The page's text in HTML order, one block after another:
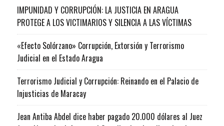
IMPUNIDAD Y CORRUPCIÓN: LA JUSTICIA EN ARAGUA
PROTEGE A LOS VICTIMARIOS Y SILENCIA A LAS VÍCTIMAS
«Efecto Solórzano» Corrupción, Extorsión y Terrorismo
Judicial en el Estado Aragua
Terrorismo Judicial y Corrupción: Reinando en el Palacio de
Injusticias de Maracay
Jean Antiba Abdel dice haber pagado 20.000 dólares al Juez